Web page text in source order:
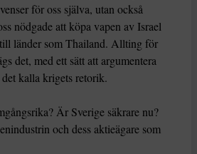
för oss själva, utan också
nödgade att köpa vapen av Israel
länder som Thailand. Allting för
det, med ett sätt att argumentera
kalla krigets retorik.
Är Sverige säkrare nu?
och dess aktieägare som